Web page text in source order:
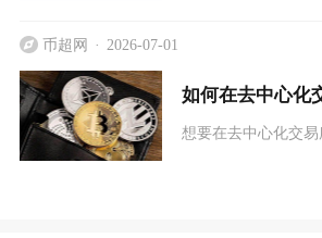
币超网 2026-07-01
如何在去中心化
想要在去中心化交